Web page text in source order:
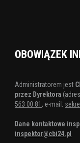
OBOWIĄZEK
Administratorem jest
przez Dyrektora
563 00 81 , e-mail:
Dane kontaktowe
inspektor@cbi24.pl